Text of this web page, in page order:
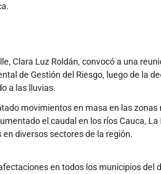
Clara Luz Roldán, convocó a una
de Gestión del Riesgo, luego de la
a las lluvias.
movimientos en masa en las zonas
el caudal en los ríos Cauca, La
diversos sectores de la región.
en todos los municipios del